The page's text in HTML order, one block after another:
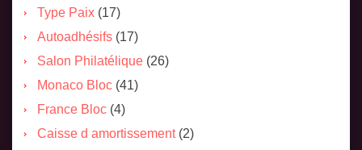
Type Paix (17)
Autoadhésifs (17)
Salon Philatélique (26)
Monaco Bloc (41)
France Bloc (4)
Caisse d amortissement(2)